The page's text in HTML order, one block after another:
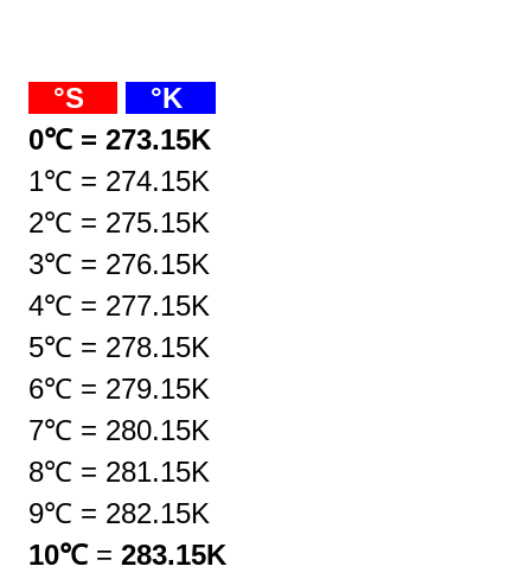
°S
°K
0℃ = 273.15K
1℃ = 274.15K
2℃ = 275.15K
3℃ = 276.15K
4℃ = 277.15K
5℃ = 278.15K
6℃ = 279.15K
7℃ = 280.15K
8℃ = 281.15K
9℃ = 282.15K
10℃= 283.15K